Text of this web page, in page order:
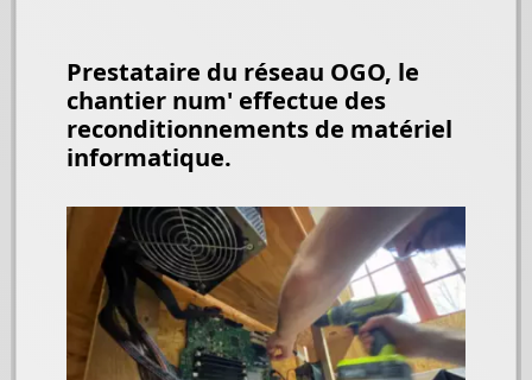
Prestataire du réseau OGO, le
chantier num' effectue des
reconditionnements de matériel
informatique.